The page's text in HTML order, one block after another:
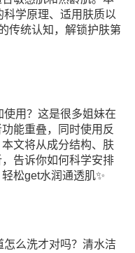
学原理、适用肤质以
传统认知，解锁护肤第
用？这是很多姐妹在
能重叠，同时使用反
文将从成分结构、肤
告诉你如何科学安排
松get水润通透肌✨
么洗才对吗？清水洁